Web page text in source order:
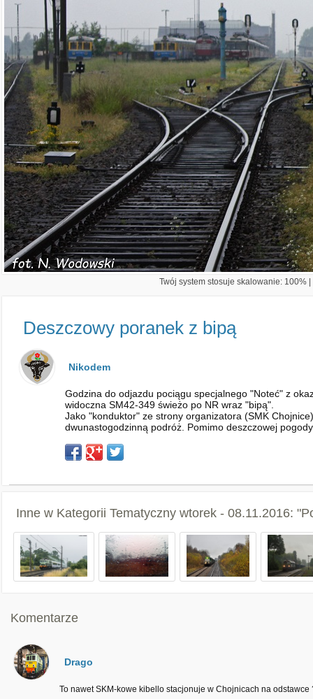
Twój system stosuje skalowanie: 100%
Deszczowy poranek z bipą
Nikodem
Godzina do odjazdu pociągu specjalnego "Noteć" z
widoczna SM42-349 świeżo po NR wraz "bipą".
Jako "konduktor" ze strony organizatora (SMK
dwunastogodzinną podróż. Pomimo deszczowej
Inne w Kategorii Tematyczny wtorek - 08.11.2016:
Komentarze
Drago
To nawet SKM-kowe kibello stacjonuje w Chojnicach na odstawce